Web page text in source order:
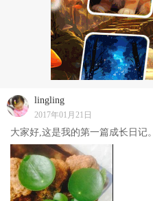
lingling
2017年01月21日
大家好,这是我的第一篇成长日记。